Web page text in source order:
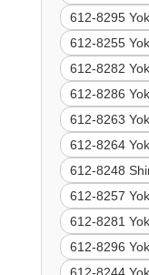
612-8295
612-8255
612-8282
612-8286
612-8263
612-8264
612-8248
612-8257
612-8281
612-8296
612-8244